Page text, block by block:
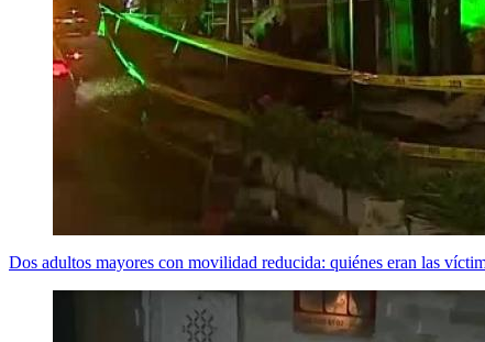
Dos adultos mayores con movilidad reducida: quiénes eran las